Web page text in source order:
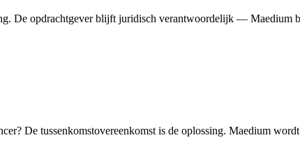
De opdrachtgever blijft juridisch verantwoordelijk — Maedium
De tussenkomstovereenkomst is de oplossing. Maedium